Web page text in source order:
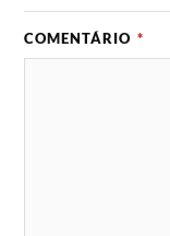
COMENTÁRIO *